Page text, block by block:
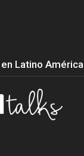
Latino América